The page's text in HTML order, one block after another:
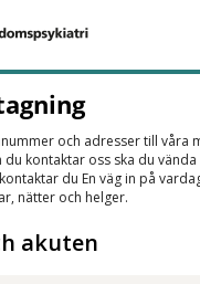
och adresser till våra
kontaktar oss ska du vända
du En väg in på
nätter och helger.
akuten